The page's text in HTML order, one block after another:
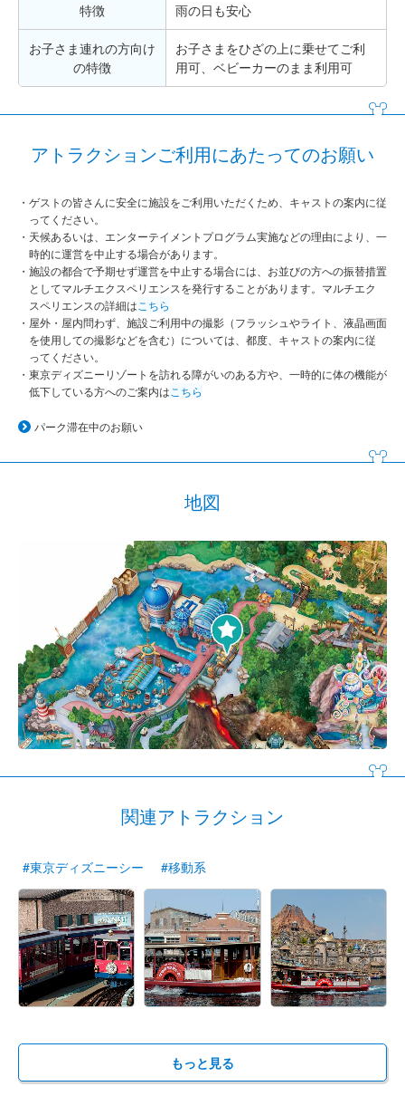
特徴 雨の日も安心
お子さま連れの方向け
の特徴
お子さまをひざの上に乗せてご利
用可、ベビーカーのまま利用可
アトラクションご利用にあたってのお願い
ゲストの皆さんに安全に施設をご利用いただくため、キャストの案内に従
ってください。
天候あるいは、エンターテイメントプログラム実施などの理由により、一
時的に運営を中止する場合があります。
施設の都合で予期せず運営を中止する場合には、お並びの方への振替措置
としてマルチエクスペリエンスを発行することがあります。マルチエク
スペリエンスの詳細は こちら
屋外・屋内問わず、施設ご利用中の撮影（フラッシュやライト、液晶画面
を使用しての撮影などを含む）については、都度、キャストの案内に従
ってください。
東京ディズニーリゾートを訪れる障がいのある方や、一時的に体の機能が
低下している方へのご案内は こちら
パーク滞在中のお願い
地図
関連アトラクション
#東京ディズニーシー #移動系
もっと見る